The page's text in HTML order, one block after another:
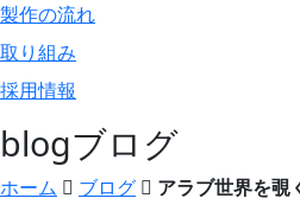
製作の流れ
取り組み
採用情報
blogブログ
ホーム ブログ アラブ世界を覗